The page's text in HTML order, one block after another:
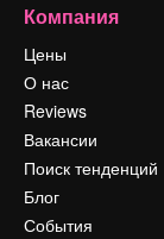
Компания
Цены
О нас
Reviews
Вакансии
Поиск тенденций
Блог
События